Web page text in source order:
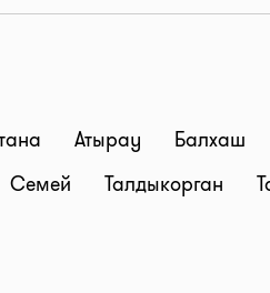
Атырау Балхаш
Семей Талдыкорган